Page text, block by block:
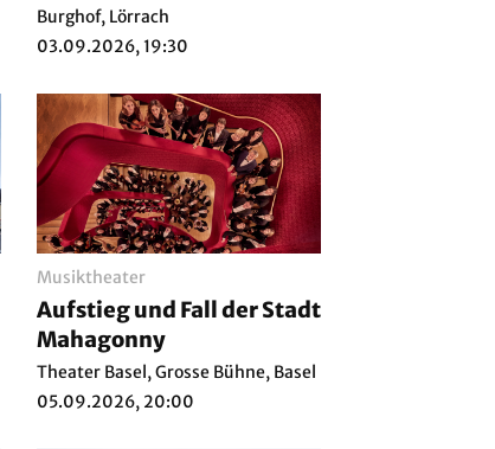
Burghof, Lörrach
03.09.2026, 19:30
Musiktheater
Aufstieg und Fall der Stadt
Mahagonny
Theater Basel, Grosse Bühne, Basel
05.09.2026, 20:00